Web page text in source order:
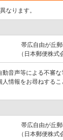
なります。
帯広自由が丘
（日本郵便株式
音声等による不審
情報をお尋ねするこ
帯広自由が丘
（日本郵便株式